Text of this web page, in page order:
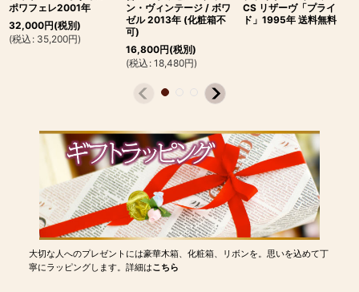
ポワフェレ2001年
32,000円(税別)
(税込 : 35,200円)
ン・ヴィンテージ / ボワ
ゼル 2013年 (化粧箱不
可)
16,800円(税別)
(税込 : 18,480円)
CS リザーヴ「プライ
ド」1995年 送料無料
大切な人へのプレゼントには豪華木箱、化粧箱、リボンを。思いを込めて丁
寧にラッピングします。詳細はこちら